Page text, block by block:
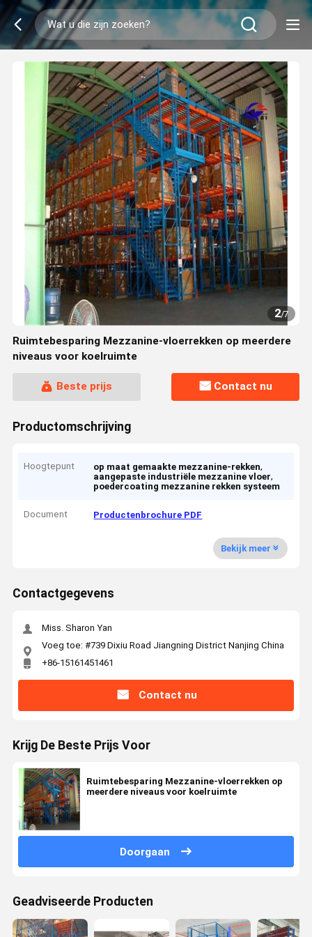
2/7
Ruimtebesparing Mezzanine-vloerrekken op meerdere
niveaus voor koelruimte
Beste prijs Contact nu
Productomschrijving
Hoogtepunt op maat gemaakte mezzanine-rekken,
aangepaste industriële mezzanine vloer,
poedercoating mezzanine rekken systeem
Document Productenbrochure PDF
Bekijk meer
Contactgegevens
Miss. Sharon Yan
Voeg toe: #739 Dixiu Road Jiangning District Nanjing China
+86-15161451461
Contact nu
Krijg De Beste Prijs Voor
Ruimtebesparing Mezzanine-vloerrekken op
meerdere niveaus voor koelruimte
Doorgaan
Geadviseerde Producten